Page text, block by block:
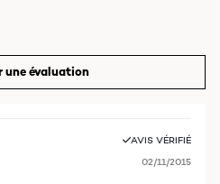
une évaluation
AVIS VÉRIFIÉ
02/11/2015